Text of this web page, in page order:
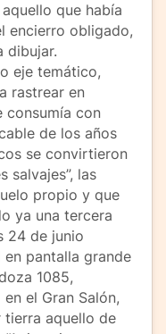
que había
encierro obligado,
dibujar.
eje temático,
rastrear en
consumía con
de los años
se convirtieron
salvajes”, las
propio y que
ya una tercera
24 de junio
pantalla grande
1085,
el Gran Salón,
tierra aquello de